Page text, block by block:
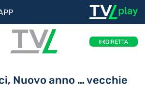
DIRETTA
Nuovo anno … vecchie